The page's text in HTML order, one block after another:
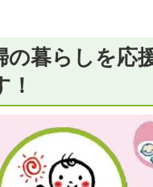
の暮らしを応
！